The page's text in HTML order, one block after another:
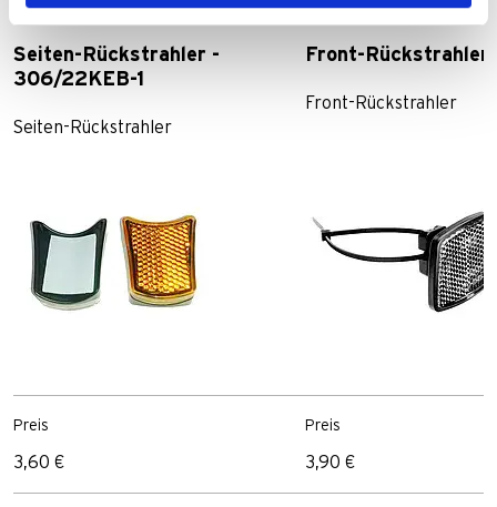
Seiten-Rückstrahler -
306/22KEB-1
Seiten-Rückstrahler
Preis
3,60 €
Front-Rückstrahler
Front-Rückstrahler
Preis
3,90 €